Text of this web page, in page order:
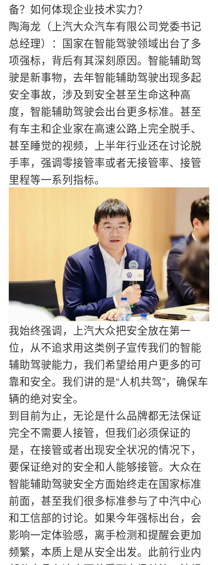
备？如何体现企业技术实力？
陶海龙（上汽大众汽车有限公司党委书记
总经理）： 国家在智能驾驶领域出台了多
项强标，背后有其深刻原因。智能辅助驾
驶是新事物，去年智能辅助驾驶出现多起
安全事故，涉及到安全甚至生命这种高
度，智能辅助驾驶会出台更多标准。甚至
有车主和企业家在高速公路上完全脱手、
甚至睡觉的视频，上半年行业还在讨论脱
手率，强调零接管率或者无接管率、接管
里程等一系列指标。
我始终强调，上汽大众把安全放在第一
位，从不追求用这类例子宣传我们的智能
辅助驾驶能力，我们希望给用户更多的可
靠和安全。我们讲的是“人机共驾”，确保车
辆的绝对安全。
到目前为止，无论是什么品牌都无法保证
完全不需要人接管，但我们必须保证的
是，在接管或者出现安全状况的情况下，
要保证绝对的安全和人能够接管。大众在
智能辅助驾驶安全方面始终走在国家标准
前面，甚至我们很多标准参与了中汽中心
和工信部的讨论。如果今年强标出台，会
影响一定体验感，离手检测和提醒会更加
频繁，本质上是从安全出发。此前行业内